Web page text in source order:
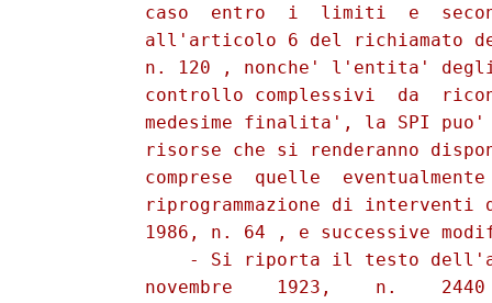
caso  entro  i  limiti  e
all'articolo 6 del richiamato
n. 120 , nonche' l'entita'
controllo complessivi  da
medesime finalita', la SPI
risorse che si renderanno
comprese  quelle
riprogrammazione di interventi
1986, n. 64 , e successive
- Si riporta il testo
novembre    1923,    n.